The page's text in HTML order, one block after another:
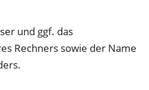
und ggf. das
Rechners sowie der Name